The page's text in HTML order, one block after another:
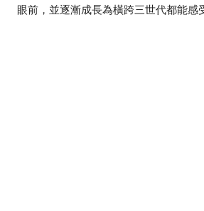
眼前，並逐漸成長為橫跨三世代都能感